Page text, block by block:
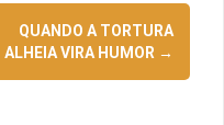
QUANDO A TORTURA
ALHEIA VIRA HUMOR →